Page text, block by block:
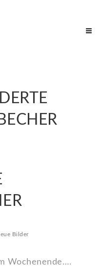
Bilder
Wochenende….